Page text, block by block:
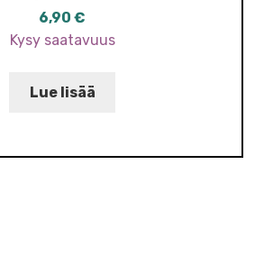
6,90 €
Kysy saatavuus
Lue lisää